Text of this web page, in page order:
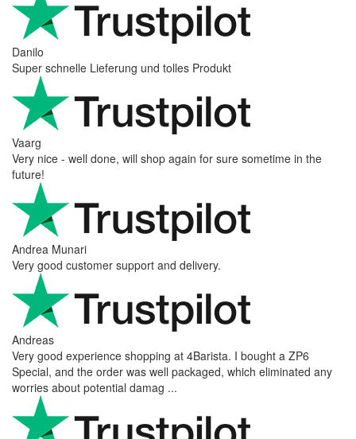
Danilo
Super schnelle Lieferung und tolles Produkt
Vaarg
Very nice - well done, will shop again for sure sometime in the
future!
Andrea Munari
Very good customer support and delivery.
Andreas
Very good experience shopping at 4Barista. I bought a ZP6
Special, and the order was well packaged, which eliminated any
worries about potential damag ...